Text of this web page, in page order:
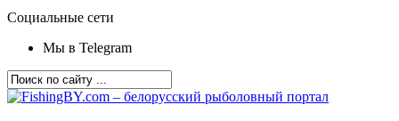
Социальные сети
Мы в Telegram